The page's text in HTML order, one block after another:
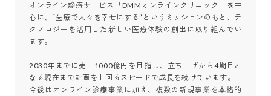
オンライン診療サービス「DMMオンラインクリニック」を中
心に、“医療で人々を幸せにする”というミッションのもと、テ
クノロジーを活用した新しい医療体験の創出に取り組んでい
ます。
2030年までに売上1000億円を目指し、立ち上げから4期目と
なる現在まで計画を上回るスピードで成長を続けています。
今後はオンライン診療事業に加え、複数の新規事業を本格的